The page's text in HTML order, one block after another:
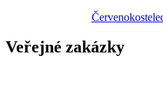
Veřejné zakázky